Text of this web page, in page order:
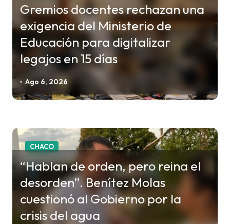
ó
d
e
e
n
r
d
a
s
Gremios docentes rechazan una
exigencia del Ministerio de
Educación para digitalizar
legajos en 15 días
Ago 6, 2026
CHACO
“Hablan de orden, pero reina el
desorden”. Benítez Molas
cuestionó al Gobierno por la
crisis del agua